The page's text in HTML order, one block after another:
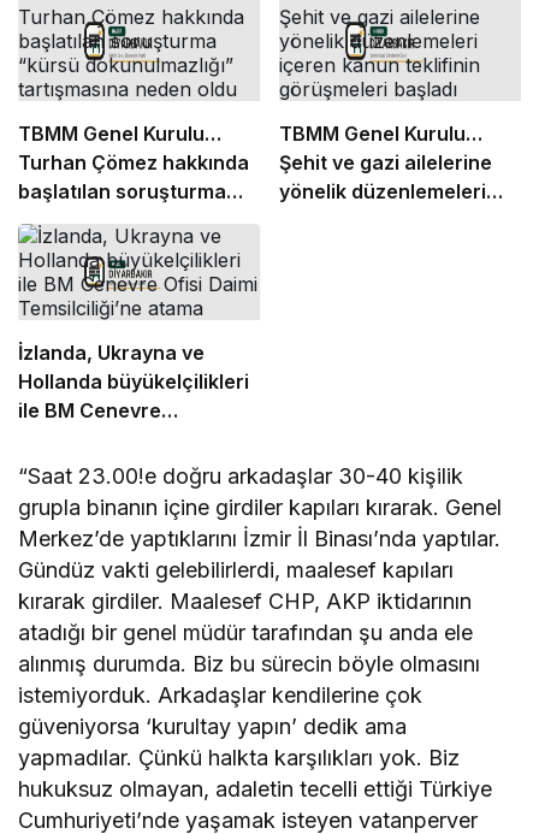
TBMM Genel Kurulu…
Turhan Çömez hakkında
başlatılan soruşturma
“kürsü dokunulmazlığı”
tartışmasına neden oldu
TBMM Genel Kurulu…
Şehit ve gazi ailelerine
yönelik düzenlemeleri
İzlanda, Ukrayna ve
Hollanda büyükelçilikleri
ile BM Cenevre
atama
“Saat 23.00!e doğru arkadaşlar 30-40 kişilik
grupla binanın içine girdiler kapıları kırarak. Genel
Merkez’de yaptıklarını İzmir İl Binası’nda yaptılar.
Gündüz vakti gelebilirlerdi, maalesef kapıları
kırarak girdiler. Maalesef CHP, AKP iktidarının
atadığı bir genel müdür tarafından şu anda ele
alınmış durumda. Biz bu sürecin böyle olmasını
istemiyorduk. Arkadaşlar kendilerine çok
güveniyorsa ‘kurultay yapın’ dedik ama
yapmadılar. Çünkü halkta karşılıkları yok. Biz
hukuksuz olmayan, adaletin tecelli ettiği Türkiye
Cumhuriyeti’nde yaşamak isteyen vatanperver